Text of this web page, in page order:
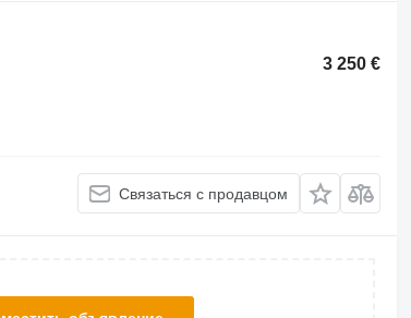
3 250 €
Связаться с продавцом